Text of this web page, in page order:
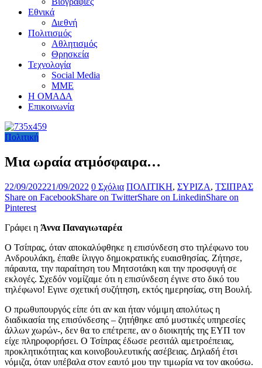
Εθνικά
Διεθνή
Πολιτισμός
Αθλητισμός
Θρησκεία
Τεχνολογία
Social Media
ΜΜΕ
Η ΟΜΑΔΑ
Επικοινωνία
Πολιτική
Μια ωραία ατμόσφαιρα…
22/09/202221/09/2022 0 Σχόλια ΠΟΛΙΤΙΚΗ, ΣΥΡΙΖΑ, ΤΣΙΠΡΑΣ
Share on FacebookShare on TwitterShare on LinkedinShare on
Pinterest
Γράφει η Άννα Παναγιωταρέα
Ο Τσίπρας, όταν αποκαλύφθηκε η επισύνδεση στο τηλέφωνο του
Ανδρουλάκη, έπαθε ίλιγγο δημοκρατικής ευαισθησίας. Ζήτησε,
πάραυτα, την παραίτηση του Μητσοτάκη και την προσφυγή σε
εκλογές. Σχεδόν νομίζαμε ότι η επισύνδεση έγινε στο δικό του
τηλέφωνο! Εγινε σχετική συζήτηση, εκτός ημερησίας, στη Βουλή.
Ο πρωθυπουργός είπε ότι αν και ήταν νόμιμη απολύτως η
διαδικασία της επισύνδεσης – ζητήθηκε από μυστικές υπηρεσίες
άλλων χωρών-, δεν θα το επέτρεπε, αν ο διοικητής της ΕΥΠ τον
είχε πληροφορήσει. Ο Τσίπρας έδωσε ρεσιτάλ αμετροέπειας,
προκλητικότητας και κοινοβουλευτικής ασέβειας. Δηλαδή έτσι
νόμιζα, όταν υπέβαλα στον εαυτό μου την τιμωρία να τον ακούσω.